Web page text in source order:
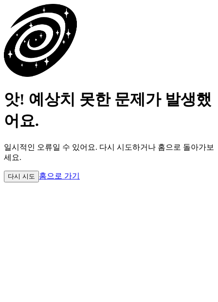
앗! 예상치 못한 문제가 발생했
어요.
일시적인 오류일 수 있어요. 다시 시도하거나 홈으로 돌아가보
세요.
다시 시도 홈으로 가기